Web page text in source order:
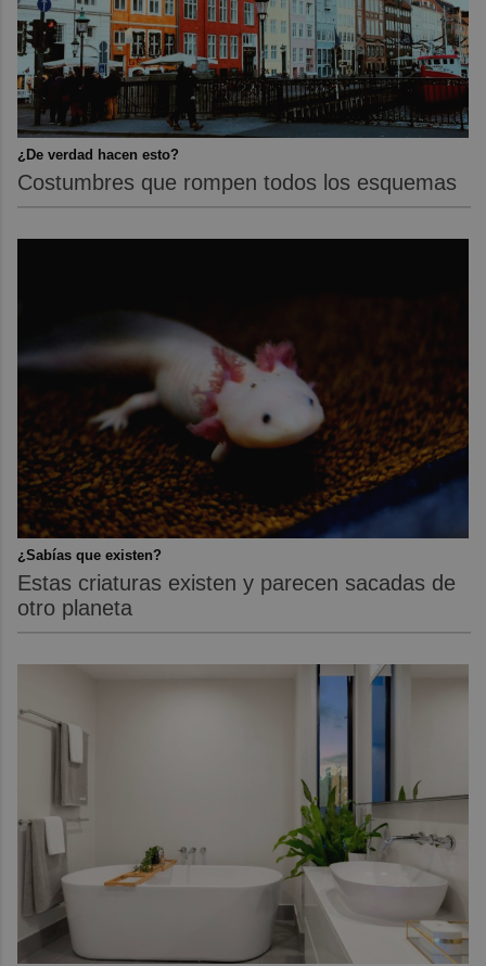
¿De verdad hacen esto?
Costumbres que rompen todos los esquemas
¿Sabías que existen?
Estas criaturas existen y parecen sacadas de
otro planeta